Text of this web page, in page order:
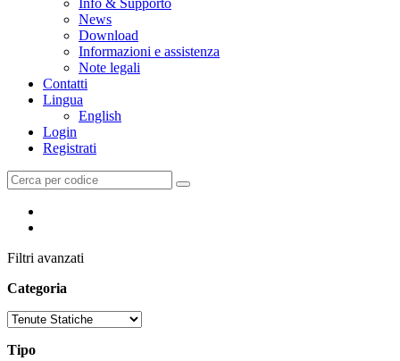
News
Download
Informazioni e assistenza
Note legali
Contatti
Lingua
English
Login
Registrati
Filtri avanzati
Categoria
Tipo